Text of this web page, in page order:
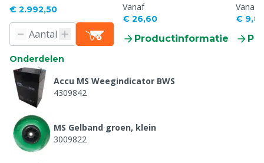
€ 2.992,50 Vanaf
€ 26,60
Productinformatie
Vanaf
€
Onderdelen
Accu MS Weegindicator BWS
4309842
MS Gelband groen, klein
3009822